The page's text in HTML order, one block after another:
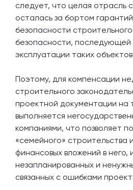
следует, что целая отрасль
осталась за бортом
безопасности
безопасности, последующей
эксплуатации таких
Поэтому, для компенсации
строительного
проектной документации на
выполняется
компаниями, что позволяет
«семейного» строительства
финансовых вложений в него,
незапланированных и
связанных с ошибками